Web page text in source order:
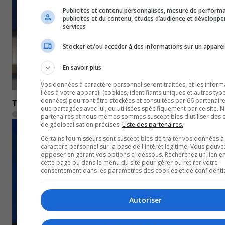
TVA 18 h – 17 novembre 2022
18 novembre 2022
BULLETINS COMPLETS
Publicités et contenu personnalisés, mesure de
publicités et du contenu, études d’audience et
services
Stocker et/ou accéder à des informations sur un
En savoir plus
Vos données à caractère personnel seront traitées, et les
liées à votre appareil (cookies, identifiants uniques et autres
données) pourront être stockées et consultées par 66
que partagées avec lui, ou utilisées spécifiquement par ce site.
partenaires et nous-mêmes sommes susceptibles d'utiliser des
de géolocalisation précises. Liste des partenaires.
Certains fournisseurs sont susceptibles de traiter vos données à
caractère personnel sur la base de l'intérêt légitime. Vous
opposer en gérant vos options ci-dessous. Recherchez un lien
cette page ou dans le menu du site pour gérer ou retirer votre
consentement dans les paramètres des cookies et de
Autoriser